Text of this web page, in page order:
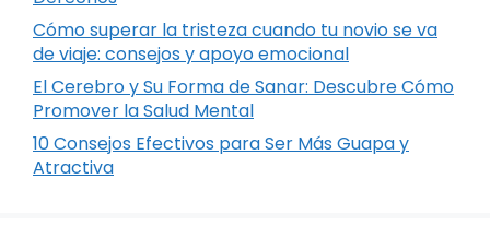
Cómo superar la tristeza cuando tu novio se va
de viaje: consejos y apoyo emocional
El Cerebro y Su Forma de Sanar: Descubre Cómo
Promover la Salud Mental
10 Consejos Efectivos para Ser Más Guapa y
Atractiva